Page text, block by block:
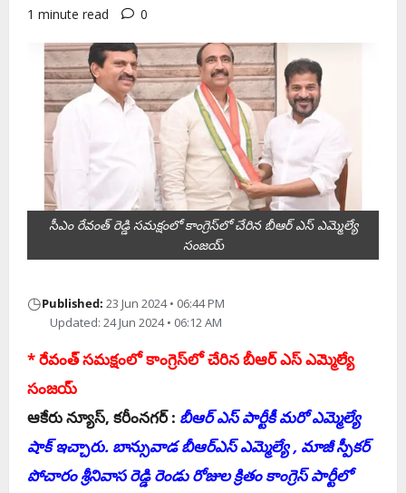
1 minute read
0
సీఎం రేవంత్ రెడ్డి స‌మ‌క్షంలో కాంగ్రెస్‌లో చేరిన బీఆర్ ఎస్ ఎమ్మెల్యే
సంజ‌య్
◷Published: 23 Jun 2024 • 06:44 PM
Updated: 24 Jun 2024 • 06:12 AM
* రేవంత్ స‌మ‌క్షంలో కాంగ్రెస్‌లో చేరిన బీఆర్ ఎస్ ఎమ్మెల్యే
సంజ‌య్
ఆకేరు న్యూస్‌, క‌రీంన‌గ‌ర్ : బీఆర్ ఎస్ పార్టీకీ మ‌రో ఎమ్మెల్యే
షాక్ ఇచ్చారు. బాన్సువాడ బీఆర్ఎస్ ఎమ్మెల్యే , మాజీ స్పీక‌ర్
పోచారం శ్రీనివాస రెడ్డి రెండు రోజుల క్రితం కాంగ్రెస్ పార్టీలో